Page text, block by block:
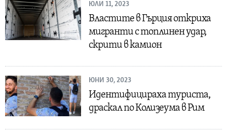
ЮЛИ 11, 2023
Властите в Гърция откриха
мигранти с топлинен удар,
скрити в камион
ЮНИ 30, 2023
Идентифицираха туриста,
драскал по Колизеума в Рим